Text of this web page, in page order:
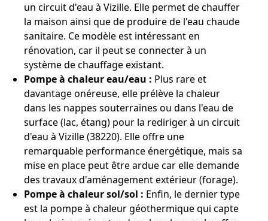
un circuit d'eau à Vizille. Elle permet de chauffer
la maison ainsi que de produire de l'eau chaude
sanitaire. Ce modèle est intéressant en
rénovation, car il peut se connecter à un
système de chauffage existant.
Pompe à chaleur eau/eau : Plus rare et
davantage onéreuse, elle prélève la chaleur
dans les nappes souterraines ou dans l'eau de
surface (lac, étang) pour la rediriger à un circuit
d'eau à Vizille (38220). Elle offre une
remarquable performance énergétique, mais sa
mise en place peut être ardue car elle demande
des travaux d'aménagement extérieur (forage).
Pompe à chaleur sol/sol : Enfin, le dernier type
est la pompe à chaleur géothermique qui capte